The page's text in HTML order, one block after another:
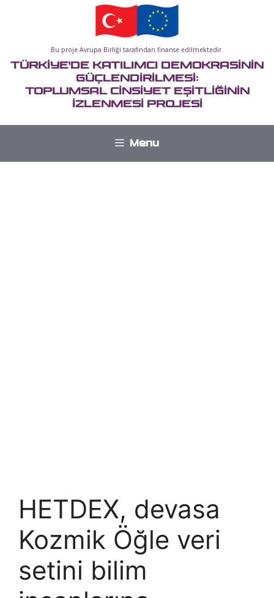
Bu proje Avrupa Birliği tarafından finanse edilmektedir.
TÜRKİYE'DE KATILIMCI DEMOKRASİNİN
GÜÇLENDİRİLMESİ:
TOPLUMSAL CİNSİYET EŞİTLİĞİNİN
İZLENMESİ PROJESİ
Menu
HETDEX, devasa
Kozmik Öğle veri
setini bilim